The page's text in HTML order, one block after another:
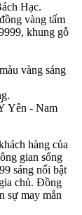
Hạc.
vàng tấm
khung gỗ
vàng sáng
Yên - Nam
hàng của
gian sống
sáng nổi bật
chủ. Đồng
sự may mắn